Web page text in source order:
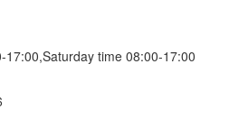
time 08:00-17:00